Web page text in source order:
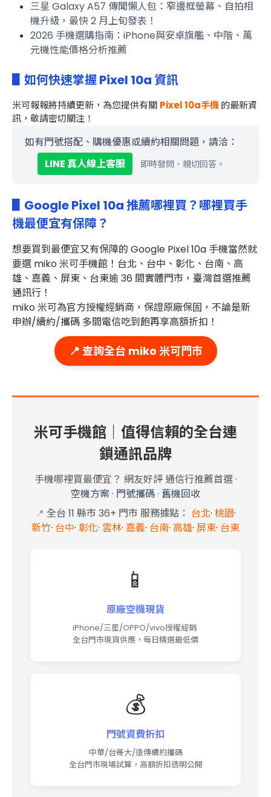
三星 Galaxy A57 傳聞懶人包：窄邊框螢幕、自拍相
機升級，最快 2 月上旬發表！
2026 手機選購指南：iPhone與安卓旗艦、中階、萬
元機性能價格分析推薦
▋如何快速掌握 Pixel 10a 資訊
米可報報將持續更新，為您提供有關 Pixel 10a手機的最新資
訊，敬請密切關注！
如有門號搭配、購機優惠或續約相關問題，請洽：
LINE 真人線上客服
即時發問、親切回答。
▋Google Pixel 10a 推薦哪裡買？哪裡買手
機最便宜有保障？
想要買到最便宜又有保障的 Google Pixel 10a 手機當然就
要選 miko 米可手機館！台北、台中、彰化、台南、高
雄、嘉義、屏東、台東逾 36 間實體門市 ，臺灣首選推薦
通訊行！
miko 米可為官方授權經銷商，保證原廠保固，不論是新
申辦/續約/攜碼 多間電信吃到飽再享高額折扣！
📍 查詢全台 miko 米可門市
米可手機館｜值得信賴的全台連
鎖通訊品牌
手機哪裡買最便宜？ 網友好評 通信行推薦首選·
空機方案· 門號攜碼· 舊機回收
📍 全台 11 縣市 36+ 門市 服務據點 ： 台北· 桃園·
新竹· 台中· 彰化· 雲林· 嘉義· 台南· 高雄· 屏東· 台東
📱
原廠空機現貨
iPhone/三星/OPPO/vivo授權經銷
全台門市現貨供應，每日精選最低價
💰
門號資費折扣
中華/台哥大/遠傳續約攜碼
全台門市現場試算，高額折扣透明公開